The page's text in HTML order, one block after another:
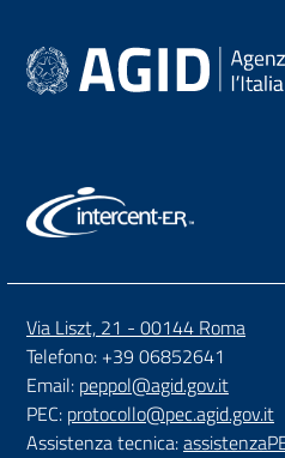
Via Liszt, 21 - 00144 Roma
Telefono: +39 06852641
Email: peppol@agid.gov.it
PEC: protocollo@pec.agid.gov.it
Assistenza tecnica: